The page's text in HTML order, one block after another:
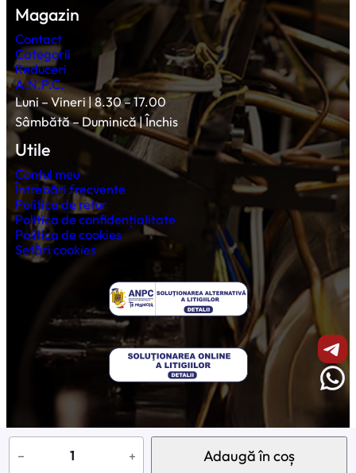
C
− + Adaugă în coș
Magazin
Contact
Categorii
Reduceri
A.N.P.C.
Luni – Vineri | 8.30 – 17.00
Sâmbătă – Duminică | Închis
Utile
Contul meu
Întrebări frecvente
Politica de retur
Politica de confidențialitate
Politica de cookies
Setări cookies
© 2026 Profesional Vending Store